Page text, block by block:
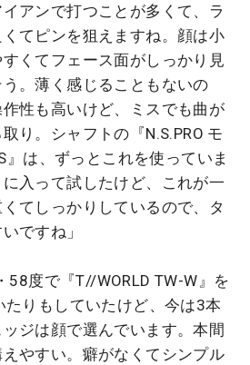
アンで打つことが多くて、ラ
てピンを狙えますね。顔は小
くてフェース面がしっかり見
。薄く感じることもないの
性も高いけど、ミスでも曲が
り。シャフトの『N.S.PRO モ
は、ずっとこれを使っていま
入って試したけど、これが一
てしっかりしているので、タ
ですね」
58度で『T//WORLD TW-W』を
りもしていたけど、今は3本
ジは顔で選んでいます。本間
やすい。癖がなくてシンプル